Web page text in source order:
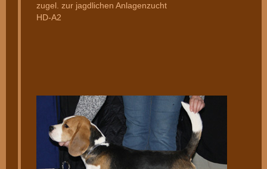
zugel. zur jagdlichen Anlagenzucht
HD-A2